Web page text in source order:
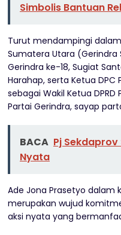
Simbolis Bantuan
Turut mendampingi
Sumatera Utara (Gerindra
Gerindra ke-18, Sugiat
Harahap, serta Ketua
sebagai Wakil Ketua
Partai Gerindra, sayap
BACA Pj
Nyata
Ade Jona Prasetyo
merupakan wujud
aksi nyata yang